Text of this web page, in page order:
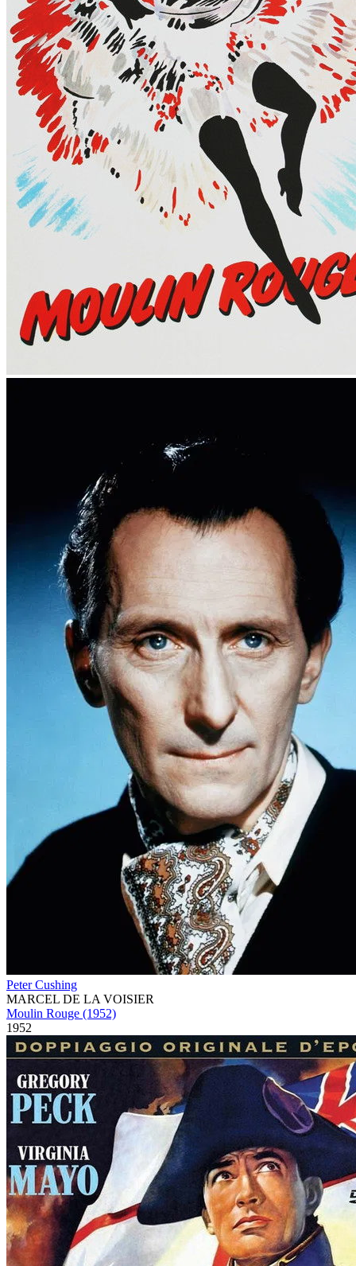
Peter Cushing
MARCEL DE LA VOISIER
Moulin Rouge (1952)
1952